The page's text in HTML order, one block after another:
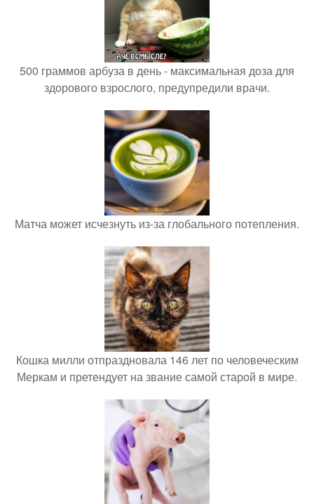
500 граммов арбуза в день - максимальная доза для
здорового взрослого, предупредили врачи.
Матча может исчезнуть из-за глобального потепления.
Кошка милли отпраздновала 146 лет по человеческим
Меркам и претендует на звание самой старой в мире.